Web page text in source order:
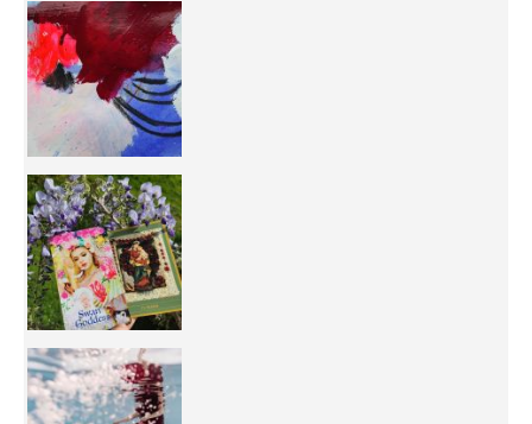
50/50 OR 100/100 ? The day after Ascension, w